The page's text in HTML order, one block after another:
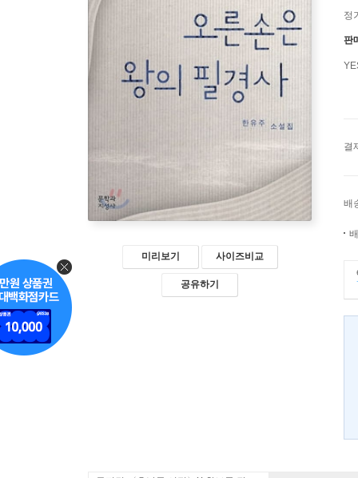
미리보기 사이즈비교
공유하기
정
판
결
배